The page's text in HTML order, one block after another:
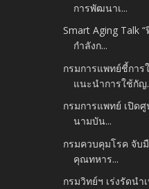
การพัฒนาเ...
Smart Aging Talk
กำลังก...
กรมการแพทย์ชี้กา
แนะนำการใช้กัญ
กรมการแพทย์ เปิด
นามบัน...
กรมควบคุมโรค จับ
คุณทหาร...
กรมวิทย์ฯ เร่งรัดน